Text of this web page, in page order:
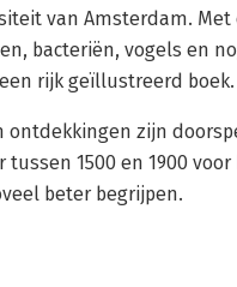
van Amsterdam.
bacteriën, vogels en
rijk geïllustreerd boek.
ontdekkingen zijn
tussen 1500 en 1900
beter begrijpen.